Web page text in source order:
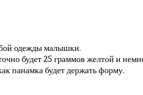
одежды малышки.
будет 25 граммов желтой и
панамка будет держать форму.